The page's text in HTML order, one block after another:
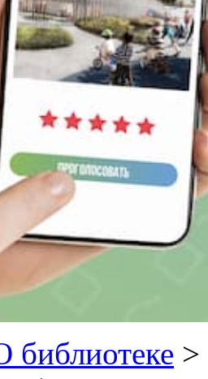
библиотеке >